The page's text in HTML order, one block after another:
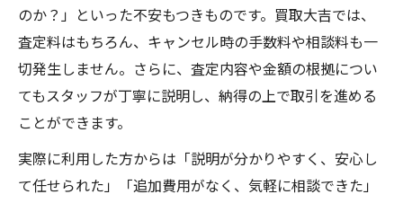
のか？」といった不安もつきものです。買取大吉では、
査定料はもちろん、キャンセル時の手数料や相談料も一
切発生しません。さらに、査定内容や金額の根拠につい
てもスタッフが丁寧に説明し、納得の上で取引を進める
ことができます。
実際に利用した方からは「説明が分かりやすく、安心し
て任せられた」「追加費用がなく、気軽に相談できた」